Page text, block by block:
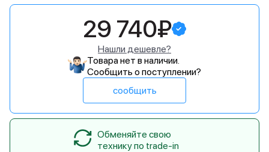
29 740₽
Нашли дешевле?
Товара нет в наличии.
Сообщить о поступлении?
сообщить
Обменяйте свою
технику по trade-in